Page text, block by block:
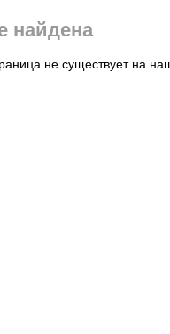
найдена
не существует на